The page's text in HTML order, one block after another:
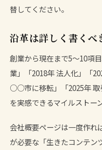
替してください。
沿革は詳しく書くべ
創業から現在まで5〜10項
業」「2018年 法人化」「
○○市に移転」「2025年 取
を実感できるマイルストー
会社概要ページは一度作れ
が必要な「生きたコンテン